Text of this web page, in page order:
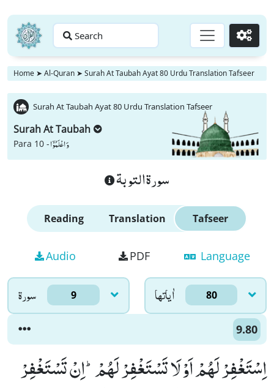
Search Go
Home ➤ Al-Quran ➤ Surah At Taubah Ayat 80 Urdu Translation Tafseer
Surah At Taubah Ayat 80 Urdu Translation Tafseer
Surah At Taubah
Para 10 -وَ اعْلَمُوْۤا
سورة التوبة
Reading Translation Tafseer
Audio PDF Language
سورۃ 9 اٰياتها 80
9.80
اِسْتَغْفِرْ لَهُمْ اَوْ لَا تَسْتَغْفِرْ لَهُمْؕ-اِنْ تَسْتَغْفِرْ